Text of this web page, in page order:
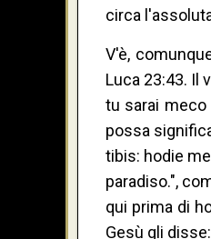
circa
V'è,
Luca 23:43. Il
tu sarai meco
possa
tibis: hodie
paradiso.",
qui prima di
Gesù gli